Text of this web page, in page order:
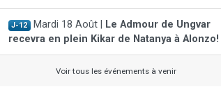
J-12 Mardi 18 Août |
Le Admour de Ungvar
recevra en plein Kikar de Natanya à Alonzo!
Voir tous les événements à venir